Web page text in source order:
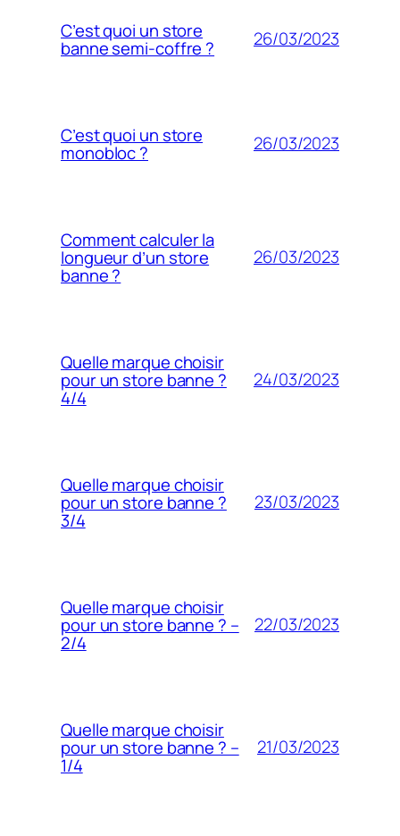
C’est quoi un store
banne semi-coffre ? 26/03/2023
C’est quoi un store
monobloc ? 26/03/2023
Comment calculer la
longueur d’un store
banne ?
26/03/2023
Quelle marque choisir
pour un store banne ?
4/4
24/03/2023
Quelle marque choisir
pour un store banne ?
3/4
23/03/2023
Quelle marque choisir
pour un store banne ? –
2/4
22/03/2023
Quelle marque choisir
pour un store banne ? –
1/4
21/03/2023